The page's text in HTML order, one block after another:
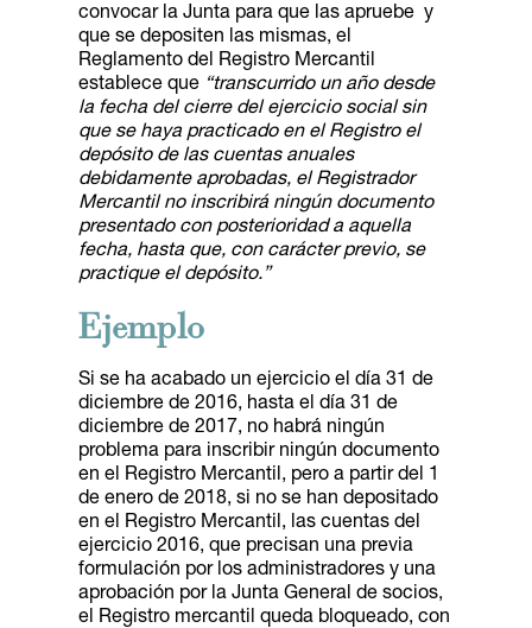
convocar la Junta para que las apruebe y
que se depositen las mismas, el
Reglamento del Registro Mercantil
establece que “transcurrido un año desde
la fecha del cierre del ejercicio social sin
que se haya practicado en el Registro el
depósito de las cuentas anuales
debidamente aprobadas, el Registrador
Mercantil no inscribirá ningún documento
presentado con posterioridad a aquella
fecha, hasta que, con carácter previo, se
practique el depósito.”
Ejemplo
Si se ha acabado un ejercicio el día 31 de
diciembre de 2016, hasta el día 31 de
diciembre de 2017, no habrá ningún
problema para inscribir ningún documento
en el Registro Mercantil, pero a partir del 1
de enero de 2018, si no se han depositado
en el Registro Mercantil, las cuentas del
ejercicio 2016, que precisan una previa
formulación por los administradores y una
aprobación por la Junta General de socios,
el Registro mercantil queda bloqueado, con